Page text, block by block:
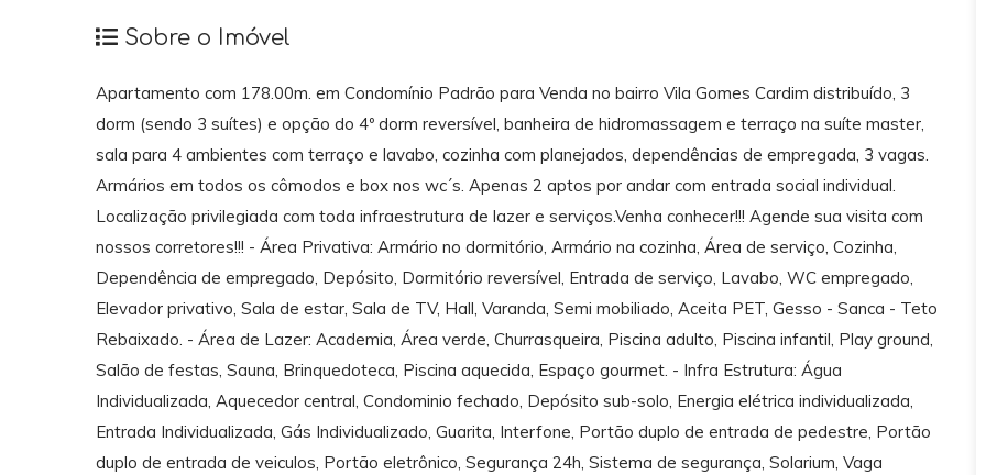
Sobre o Imóvel
Apartamento com 178.00m. em Condomínio Padrão para Venda no bairro Vila Gomes Cardim distribuído, 3
dorm (sendo 3 suítes) e opção do 4º dorm reversível, banheira de hidromassagem e terraço na suíte master,
sala para 4 ambientes com terraço e lavabo, cozinha com planejados, dependências de empregada, 3 vagas.
Armários em todos os cômodos e box nos wc´s. Apenas 2 aptos por andar com entrada social individual.
Localização privilegiada com toda infraestrutura de lazer e serviços.Venha conhecer!!! Agende sua visita com
nossos corretores!!! - Área Privativa: Armário no dormitório, Armário na cozinha, Área de serviço, Cozinha,
Dependência de empregado, Depósito, Dormitório reversível, Entrada de serviço, Lavabo, WC empregado,
Elevador privativo, Sala de estar, Sala de TV, Hall, Varanda, Semi mobiliado, Aceita PET, Gesso - Sanca - Teto
Rebaixado. - Área de Lazer: Academia, Área verde, Churrasqueira, Piscina adulto, Piscina infantil, Play ground,
Salão de festas, Sauna, Brinquedoteca, Piscina aquecida, Espaço gourmet. - Infra Estrutura: Água
Individualizada, Aquecedor central, Condominio fechado, Depósito sub-solo, Energia elétrica individualizada,
Entrada Individualizada, Gás Individualizado, Guarita, Interfone, Portão duplo de entrada de pedestre, Portão
duplo de entrada de veiculos, Portão eletrônico, Segurança 24h, Sistema de segurança, Solarium, Vaga